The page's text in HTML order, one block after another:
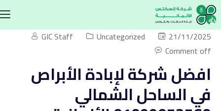
21/11/2025
Uncategorized
GIC Staff
Comment off
افضل شركة لإبادة الأبراص
في الساحل الشمالي